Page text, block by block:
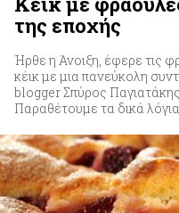
της εποχής
Ήρθε η Άνοιξη, έφερε τις
κέικ με μια πανεύκολη
blogger Σπύρος
Παραθέτουμε τα δικά